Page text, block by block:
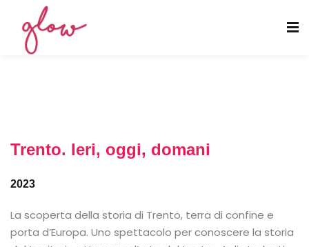
Trento. Ieri, oggi, domani
2023
La scoperta della storia di Trento, terra di confine e
porta d’Europa. Uno spettacolo per conoscere la storia